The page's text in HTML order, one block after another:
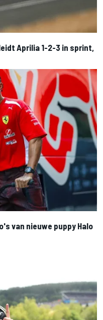
Aprilia 1-2-3 in sprint,
van nieuwe puppy Halo